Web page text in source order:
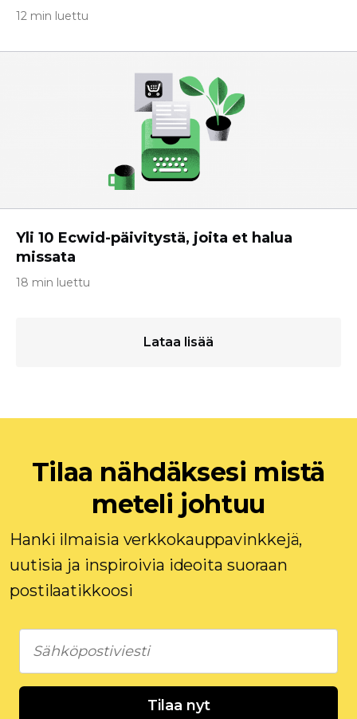
12 min luettu
Yli 10 Ecwid-päivitystä, joita et halua
missata
18 min luettu
Lataa lisää
Tilaa nähdäksesi mistä
meteli johtuu
Hanki ilmaisia ​​verkkokauppavinkkejä,
uutisia ja inspiroivia ideoita suoraan
postilaatikkoosi
Tilaa nyt